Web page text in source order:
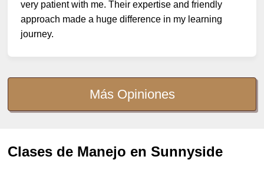
very patient with me. Their expertise and friendly
approach made a huge difference in my learning
journey.
Más Opiniones
Clases de Manejo en Sunnyside